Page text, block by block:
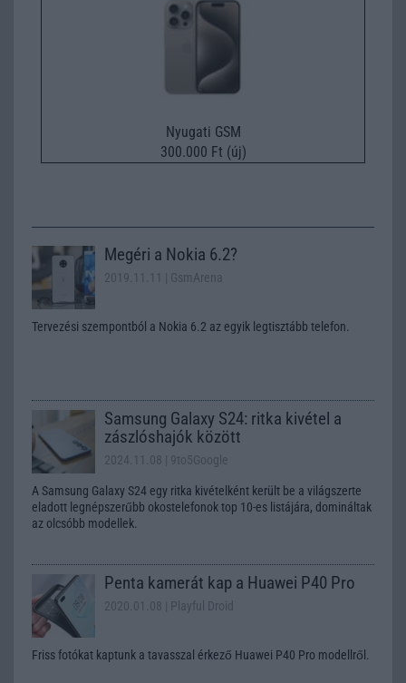
Nyugati GSM
300.000 Ft (új)
Megéri a Nokia 6.2?
2019.11.11 | GsmArena
Tervezési szempontból a Nokia 6.2 az egyik legtisztább telefon.
Samsung Galaxy S24: ritka kivétel a
zászlóshajók között
2024.11.08 | 9to5Google
A Samsung Galaxy S24 egy ritka kivételként került be a világszerte
eladott legnépszerűbb okostelefonok top 10-es listájára, domináltak
az olcsóbb modellek.
Penta kamerát kap a Huawei P40 Pro
2020.01.08 | Playful Droid
Friss fotókat kaptunk a tavasszal érkező Huawei P40 Pro modellről.